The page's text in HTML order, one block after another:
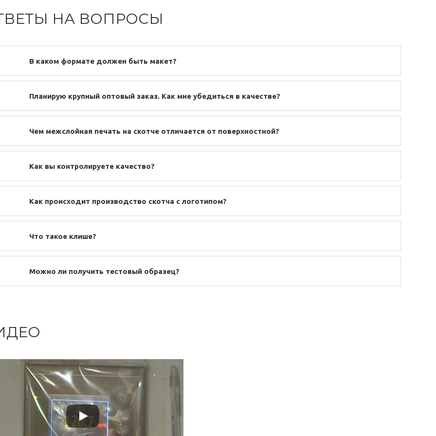
НА ВОПРОСЫ
В каком формате должен быть макет?
Планирую крупный оптовый заказ. Как мне убедиться в качестве?
Чем межслойная печать на скотче отличается от поверхностной?
Как вы контролируете качество?
Как происходит производство скотча с логотипом?
Что такое клише?
Можно ли получить тестовый образец?